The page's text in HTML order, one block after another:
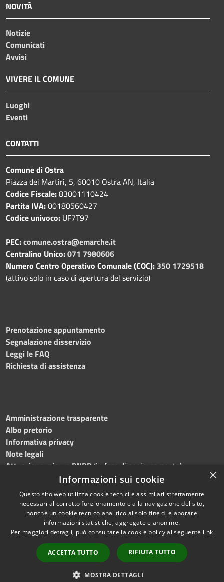
NOVITÀ
Notizie
Comunicati
Avvisi
VIVERE IL COMUNE
Luoghi
Eventi
CONTATTI
Comune di Ostra
Piazza dei Martiri, 5, 60010 Ostra AN, Italia
Codice Fiscale:83001110424
Partita IVA:00180560427
Codice univoco: UF7T97
PEC:comune.ostra@emarche.it
Centralino Unico:071 7980606
Numero Centro Operativo Comunale (COC): 350 1729518
(attivo solo in caso di apertura del servizio)
Prenotazione appuntamento
Segnalazione disservizio
Leggi le FAQ
Richiesta di assistenza
Amministrazione trasparente
Albo pretorio
Informativa privacy
Note legali
Attuazione misure PNRR (in fase di aggiornamento)
Dichiarazione di accessibilità
Accessibilità
Copyright © 2026 • Comune di
Ostra • Powered by
Municipium•
Accesso
redazione
×
Informazioni sui cookie
Questo sito web utilizza cookie tecnici e assimilati strettamente
necessari al corretto funzionamento e alla navigazione del sito,
nonché un cookie tecnico analitico al solo fine di elaborare
informazioni statistiche, aggregate e anonime.
Per maggiori dettagli, può consultare la cookie policy al seguente link
ACCETTA TUTTO RIFIUTA TUTTO
MOSTRA DETTAGLI